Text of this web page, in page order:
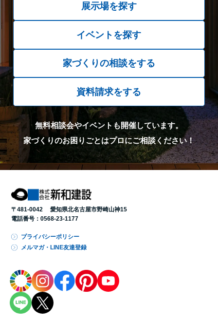
展示場を探す
イベントを探す
家づくりの相談をする
資料請求をする
無料相談会やイベントも開催しています。
家づくりのお困りごとはプロにご相談ください！
〒481-0042 愛知県北名古屋市野崎山神15
電話番号： 0568-23-1177
プライバシーポリシー
メルマガ・LINE友達登録